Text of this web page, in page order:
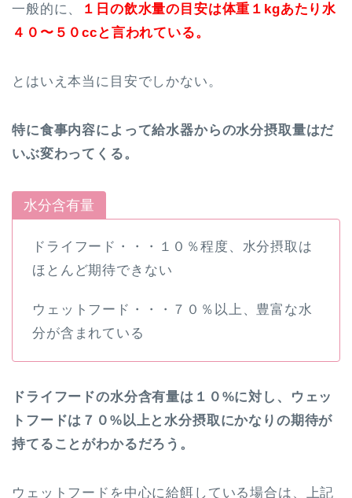
一般的に、
１日の飲水量の目安は体重１kgあたり水
４０〜５０ccと言われている。
とはいえ本当に目安でしかない。
特に食事内容によって給水器からの水分摂取量はだ
いぶ変わってくる。
水分含有量
ドライフード・・・１０％程度、水分摂取は
ほとんど期待できない
ウェットフード・・・７０％以上、豊富な水
分が含まれている
ドライフードの水分含有量は１０%に対し、ウェッ
トフードは７０%以上と水分摂取にかなりの期待が
持てることがわかるだろう。
ウェットフードを中心に給餌している場合は、上記